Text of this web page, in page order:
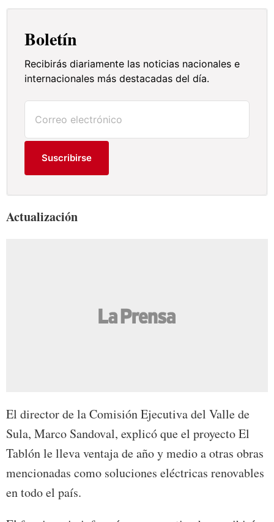
Boletín
Recibirás diariamente las noticias nacionales e
internacionales más destacadas del día.
Suscribirse
Actualización
El director de la Comisión Ejecutiva del Valle de
Sula, Marco Sandoval, explicó que el proyecto El
Tablón le lleva ventaja de año y medio a otras obras
mencionadas como soluciones eléctricas renovables
en todo el país.